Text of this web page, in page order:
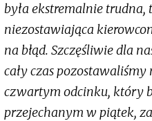
była ekstremalnie
niezostawiająca
na błąd. Szczęśliwie dla
cały czas
czwartym odcinku, który
przejechanym w piątek,